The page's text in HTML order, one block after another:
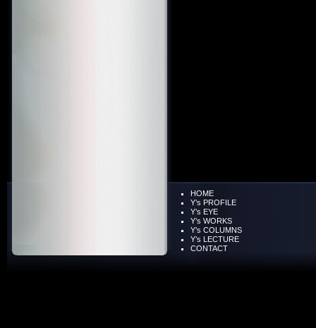
HOME
Y’s PROFILE
Y’s EYE
Y’s WORKS
Y’s COLUMNS
Y’s LECTURE
CONTACT